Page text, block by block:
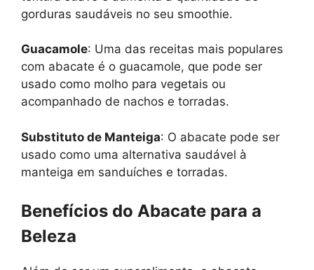
gorduras saudáveis no seu smoothie.
Guacamole: Uma das receitas mais populares
com abacate é o guacamole, que pode ser
usado como molho para vegetais ou
acompanhado de nachos e torradas.
Substituto de Manteiga: O abacate pode ser
usado como uma alternativa saudável à
manteiga em sanduíches e torradas.
Benefícios do Abacate para a
Beleza